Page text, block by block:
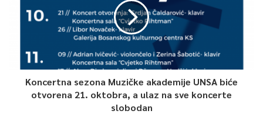
Koncertna sezona Muzičke akademije UNSA biće
otvorena 21. oktobra, a ulaz na sve koncerte
slobodan